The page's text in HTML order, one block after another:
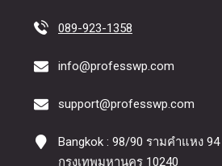
089-923-1358
info@professwp.com
support@professwp.com
Bangkok : 98/90 รามคำแหง
กรุงเทพมหานคร 10240